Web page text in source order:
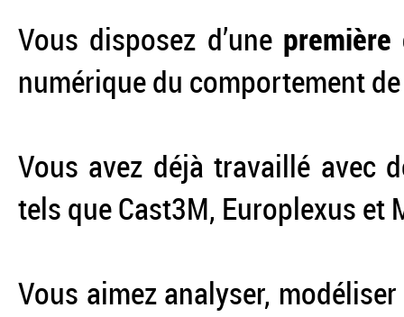
Vous disposez d’une
numérique du comportement
Vous avez déjà travaillé avec
tels que Cast3M, Europlexus et
Vous aimez analyser,